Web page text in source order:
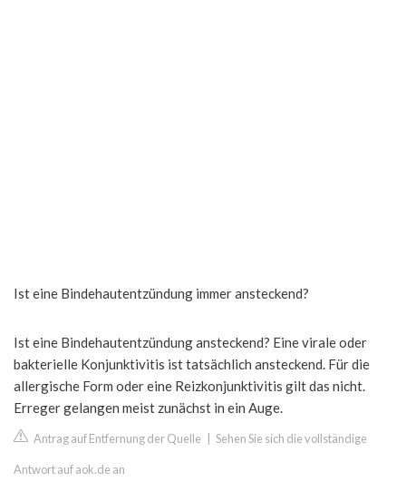
Ist eine Bindehautentzündung immer ansteckend?
Ist eine Bindehautentzündung ansteckend? Eine virale oder
bakterielle Konjunktivitis ist tatsächlich ansteckend. Für die
allergische Form oder eine Reizkonjunktivitis gilt das nicht.
Erreger gelangen meist zunächst in ein Auge.
Antrag auf Entfernung der Quelle Sehen Sie sich die vollständige
Antwort auf aok.de an